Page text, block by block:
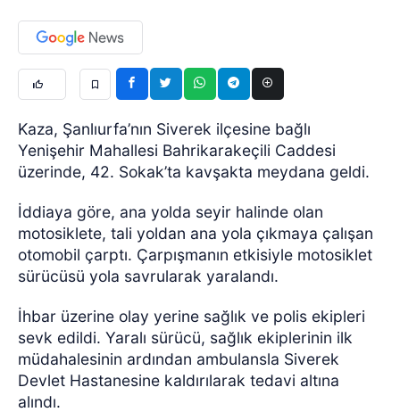
Kaza, Şanlıurfa’nın Siverek ilçesine bağlı
Yenişehir Mahallesi Bahrikarakeçili Caddesi
üzerinde, 42. Sokak’ta kavşakta meydana geldi.
İddiaya göre, ana yolda seyir halinde olan
motosiklete, tali yoldan ana yola çıkmaya çalışan
otomobil çarptı. Çarpışmanın etkisiyle motosiklet
sürücüsü yola savrularak yaralandı.
İhbar üzerine olay yerine sağlık ve polis ekipleri
sevk edildi. Yaralı sürücü, sağlık ekiplerinin ilk
müdahalesinin ardından ambulansla Siverek
Devlet Hastanesine kaldırılarak tedavi altına
alındı.